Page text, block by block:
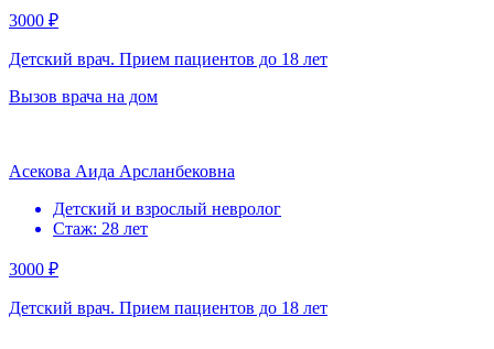
3000 ₽
Детский врач. Прием пациентов до 18 лет
Вызов врача на дом
Асекова Аида Арсланбековна
Детский и взрослый невролог
Стаж: 28 лет
3000 ₽
Детский врач. Прием пациентов до 18 лет